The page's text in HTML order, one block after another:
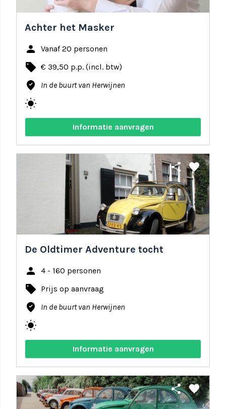
Achter het Masker
person Vanaf 20 personen
local_offer € 39,50 p.p. (incl. btw)
where_to_vote In de buurt van Herwijnen
wb_sunny
Informatie aanvragen
share favorite
De Oldtimer Adventure tocht
person 4 - 160 personen
local_offer Prijs op aanvraag
where_to_vote In de buurt van Herwijnen
wb_sunny
Informatie aanvragen
share favorite